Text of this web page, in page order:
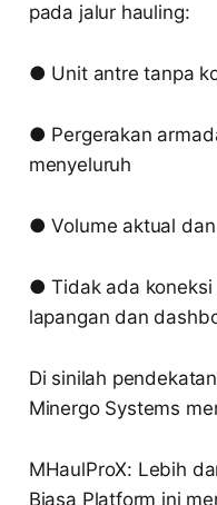
pada jalur hauling:
● Unit antre tanpa
● Pergerakan
menyeluruh
● Volume aktual
● Tidak ada koneksi
lapangan dan
Di sinilah
Minergo Systems
MHaulProX: Lebih
Biasa Platform ini